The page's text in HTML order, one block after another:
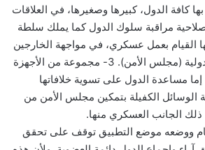
كافة الدول، كبيرها وصغيرها، في العلاقات
يملك صلاحية مراقبة سلوك الدول كما يملك سلطة
القيام بعمل عسكري، في مواجهة الخارجين
على قواعد الشرعية الدولية (مجلس الأمن). 3- مجموعة من الأجهزة
إما مساعدة الدول على تسوية خلافاتها
الوسائل الكفيلة بتمكين مجلس الأمن من
ذلك الجانب العسكري منها.
ووضعه موضع التطبيق توقف على تحقق